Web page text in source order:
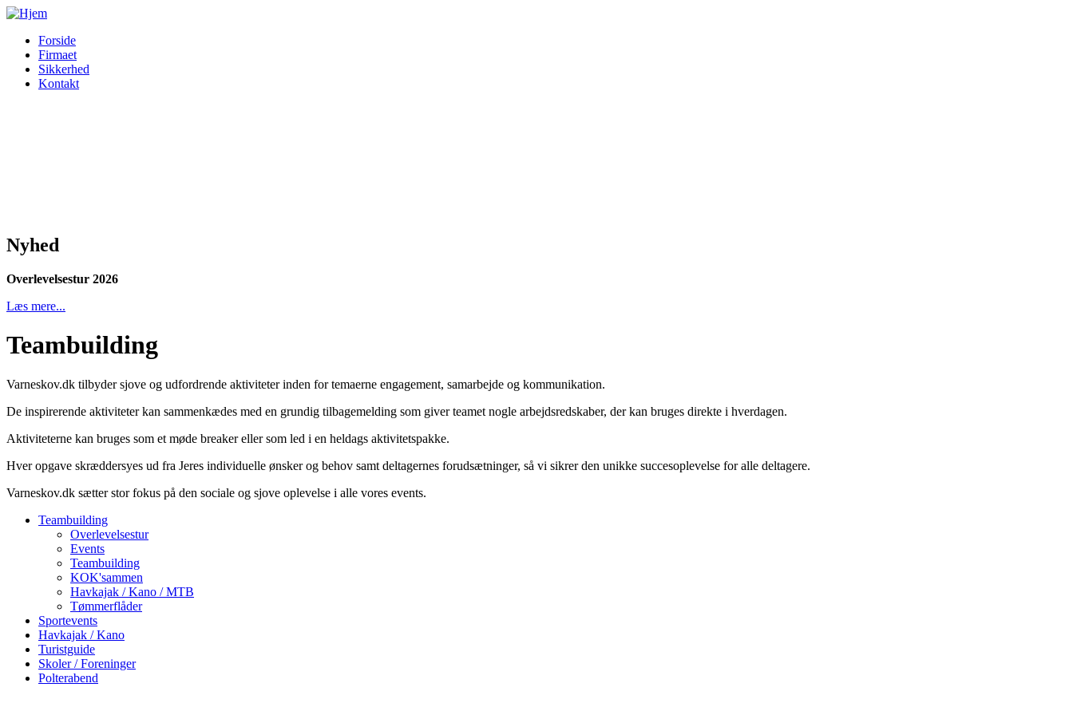
Forside
Firmaet
Sikkerhed
Kontakt
Nyhed
Overlevelsestur 2026
Læs mere...
Teambuilding
Varneskov.dk tilbyder sjove og udfordrende aktiviteter inden for temaerne engagement, samarbejde og kommunikation.
De inspirerende aktiviteter kan sammenkædes med en grundig tilbagemelding som giver teamet nogle arbejdsredskaber, der kan bruges direkte i hverdagen.
Aktiviteterne kan bruges som et møde breaker eller som led i en heldags aktivitetspakke.
Hver opgave skræddersyes ud fra Jeres individuelle ønsker og behov samt deltagernes forudsætninger, så vi sikrer den unikke succesoplevelse for alle deltagere.
Varneskov.dk sætter stor fokus på den sociale og sjove oplevelse i alle vores events.
Teambuilding
Overlevelsestur
Events
Teambuilding
KOK'sammen
Havkajak / Kano / MTB
Tømmerflåder
Sportevents
Havkajak / Kano
Turistguide
Skoler / Foreninger
Polterabend